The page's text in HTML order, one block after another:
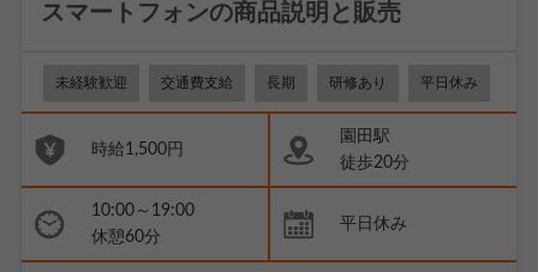
スマートフォンの商品説明と販売
未経験歓迎 交通費支給 長期 研修あり 平日休み
時給1,500円
園田駅
徒歩20分
10:00～19:00
休憩60分
平日休み